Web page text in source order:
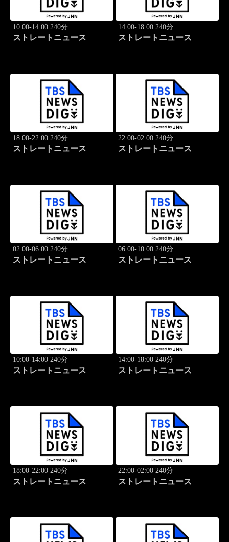
10:00-14:00 240分
ストレートニュース
14:00-18:00 240分
ストレートニュース
18:00-22:00 240分
ストレートニュース
22:00-02:00 240分
ストレートニュース
02:00-06:00 240分
ストレートニュース
06:00-10:00 240分
ストレートニュース
10:00-14:00 240分
ストレートニュース
14:00-18:00 240分
ストレートニュース
18:00-22:00 240分
ストレートニュース
22:00-02:00 240分
ストレートニュース